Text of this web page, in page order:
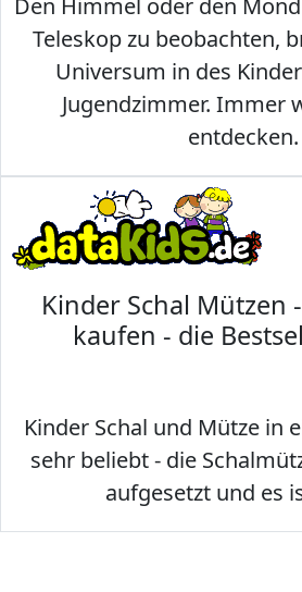
Den Himmel oder den
Teleskop zu beobachten,
Universum in des
Jugendzimmer. Immer
entdecken.
Kinder Schal Mützen
kaufen - die
Kinder Schal und Mütze in
sehr beliebt - die
aufgesetzt und es